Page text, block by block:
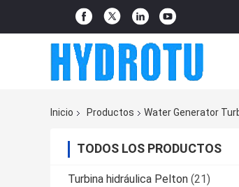
Inicio
Productos Water Generator
TODOS LOS PRODUCTOS
Turbina hidráulica Pelton (21)